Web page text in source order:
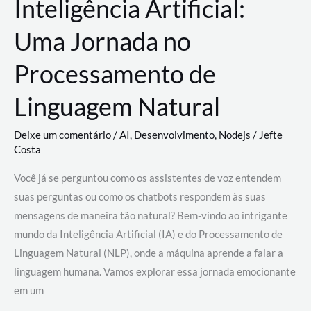
Inteligência Artificial:
Uma Jornada no
Processamento de
Linguagem Natural
Deixe um comentário/AI, Desenvolvimento, Nodejs / Jefte
Costa
Você já se perguntou como os assistentes de voz entendem
suas perguntas ou como os chatbots respondem às suas
mensagens de maneira tão natural? Bem-vindo ao intrigante
mundo da Inteligência Artificial (IA) e do Processamento de
Linguagem Natural (NLP), onde a máquina aprende a falar a
linguagem humana. Vamos explorar essa jornada emocionante
em um